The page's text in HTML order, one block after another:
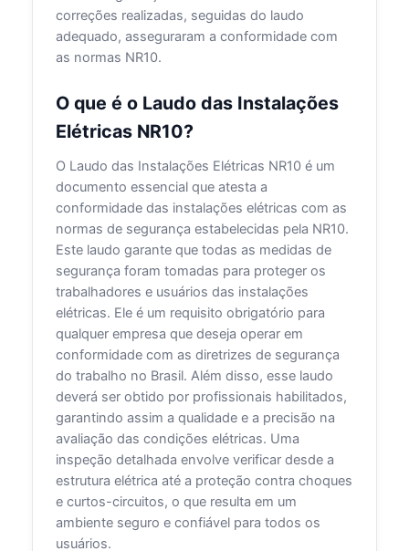
correções realizadas, seguidas do laudo
adequado, asseguraram a conformidade com
as normas NR10.
O que é o Laudo das Instalações
Elétricas NR10?
O Laudo das Instalações Elétricas NR10 é um
documento essencial que atesta a
conformidade das instalações elétricas com as
normas de segurança estabelecidas pela NR10.
Este laudo garante que todas as medidas de
segurança foram tomadas para proteger os
trabalhadores e usuários das instalações
elétricas. Ele é um requisito obrigatório para
qualquer empresa que deseja operar em
conformidade com as diretrizes de segurança
do trabalho no Brasil. Além disso, esse laudo
deverá ser obtido por profissionais habilitados,
garantindo assim a qualidade e a precisão na
avaliação das condições elétricas. Uma
inspeção detalhada envolve verificar desde a
estrutura elétrica até a proteção contra choques
e curtos-circuitos, o que resulta em um
ambiente seguro e confiável para todos os
usuários.